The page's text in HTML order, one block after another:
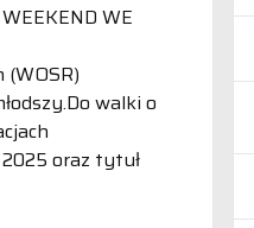
WE
walki o
oraz tytuł